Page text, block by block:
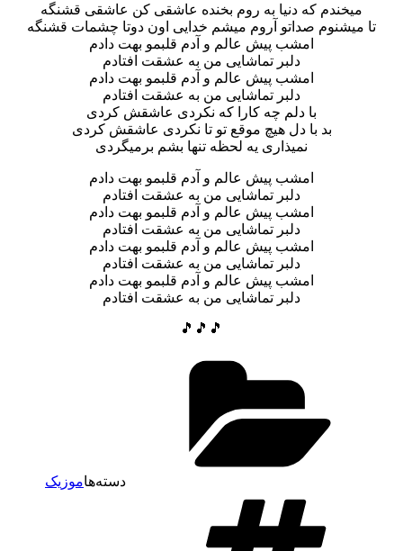
میخندم که دنیا به روم بخنده عاشقی کن عاشقی قشنگه
تا میشنوم صداتو آروم میشم خدایی اون دوتا چشمات قشنگه
امشب پیش عالم و آدم قلبمو بهت دادم
دلبر تماشایی من به عشقت افتادم
امشب پیش عالم و آدم قلبمو بهت دادم
دلبر تماشایی من به عشقت افتادم
با دلم چه کارا که نکردی عاشقش کردی
بد با دل هیچ موقع تو تا نکردی عاشقش کردی
نمیذاری یه لحظه تنها بشم برمیگردی
امشب پیش عالم و آدم قلبمو بهت دادم
دلبر تماشایی من به عشقت افتادم
امشب پیش عالم و آدم قلبمو بهت دادم
دلبر تماشایی من به عشقت افتادم
امشب پیش عالم و آدم قلبمو بهت دادم
دلبر تماشایی من به عشقت افتادم
امشب پیش عالم و آدم قلبمو بهت دادم
دلبر تماشایی من به عشقت افتادم
🎵🎵🎵
دسته‌هاموزیک